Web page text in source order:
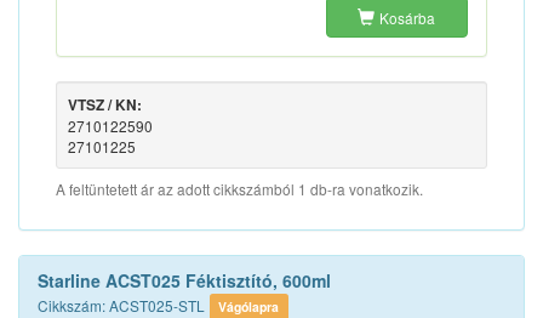
Kosárba
VTSZ / KN:
2710122590
27101225
A feltüntetett ár az adott cikkszámból 1 db-ra vonatkozik.
Starline ACST025 Féktisztító, 600ml
Cikkszám: ACST025-STL Vágólapra